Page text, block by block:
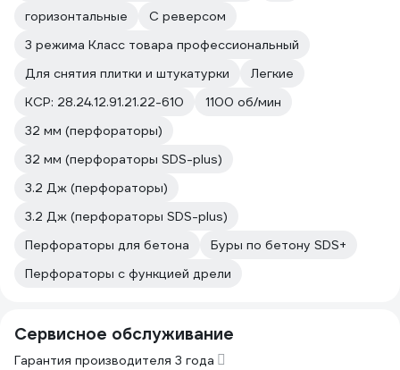
горизонтальные
С реверсом
3 режима Класс товара профессиональный
Для снятия плитки и штукатурки
Легкие
КСР: 28.24.12.91.21.22-610
1100 об/мин
32 мм (перфораторы)
32 мм (перфораторы SDS-plus)
3.2 Дж (перфораторы)
3.2 Дж (перфораторы SDS-plus)
Перфораторы для бетона
Буры по бетону SDS+
Перфораторы с функцией дрели
Сервисное обслуживание
Гарантия производителя 3 года